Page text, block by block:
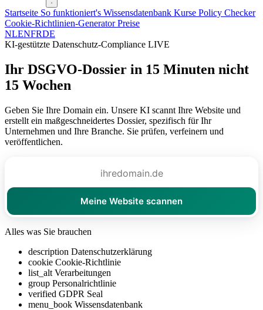
Startseite So funktioniert's Wissensdatenbank Kurse Policy Checker
Cookie-Richtlinien-GeneratorPreise
NLENFRDE
KI-gestützte Datenschutz-Compliance LIVE
Ihr DSGVO-Dossier in 15 Minuten nicht
15 Wochen
Geben Sie Ihre Domain ein. Unsere KI scannt Ihre Website und
erstellt ein maßgeschneidertes Dossier, spezifisch für Ihr
Unternehmen und Ihre Branche. Sie prüfen, verfeinern und
veröffentlichen.
Meine Website scannen
Alles was Sie brauchen
description Datenschutzerklärung
cookie Cookie-Richtlinie
list_alt Verarbeitungen
group Personalrichtlinie
verified GDPR Seal
menu_book Wissensdatenbank